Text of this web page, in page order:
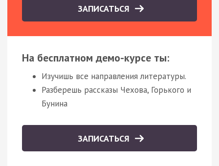
ЗАПИСАТЬСЯ
На бесплатном демо-курсе ты:
Изучишь все направления литературы.
Разберешь рассказы Чехова, Горького и
Бунина
ЗАПИСАТЬСЯ